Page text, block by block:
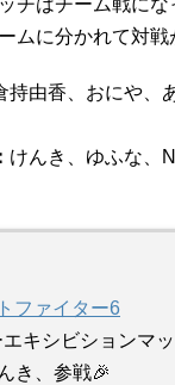
チはチーム戦に
ムに分かれて対戦
持由香、おにや、
： けんき、ゆふな、
ファイター6
キシビションマ
き、参戦🎉